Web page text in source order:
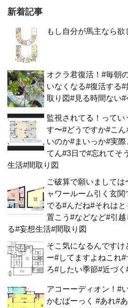
新着記事
もし自分が馬主なら
オクラ君復活！#毎朝
いなくなる#復活する
取り図#見る時間ない
監視されてる！ってい
す〜#どうですか#こ
いのか#まいっか#実
てん#3日で#忘れてそ
生活#間取り図
ご破算で願いまして
ャワールーム引く玄
でる#んだね#それは
置こう#などなど#引
る#妄想生活#間取り図
そこ気になるんです
ー#してますよねこれ
ろ#したい季節#近づ
アコーーディオン！#
かむばーっく #あれ#